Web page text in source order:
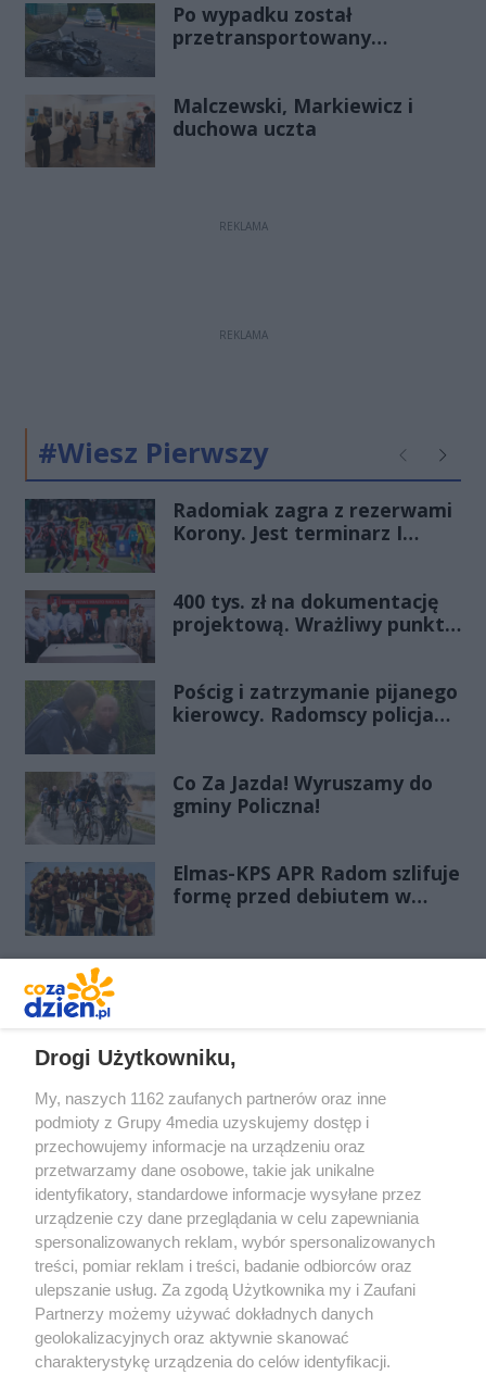
Po wypadku został
przetransportowany
Malczewski, Markiewicz i
duchowa uczta
REKLAMA
REKLAMA
#Wiesz Pierwszy Poprzednie
Radomiak zagra z rezerwami
Korony. Jest terminarz I
400 tys. zł na dokumentację
projektową. Wrażliwy punkt
Pościg i zatrzymanie pijanego
kierowcy. Radomscy policjanci
Co Za Jazda! Wyruszamy do
gminy Policzna!
Elmas-KPS APR Radom szlifuje
formę przed debiutem w
Redakcja Reklama Prywatność
Praca Łódź
the:protocol
Drogi Użytkowniku,
My, naszych 1162 zaufanych partnerów oraz inne
podmioty z Grupy 4media uzyskujemy dostęp i
przechowujemy informacje na urządzeniu oraz
przetwarzamy dane osobowe, takie jak unikalne
identyfikatory, standardowe informacje wysyłane przez
urządzenie czy dane przeglądania w celu zapewniania
spersonalizowanych reklam, wybór spersonalizowanych
treści, pomiar reklam i treści, badanie odbiorców oraz
ulepszanie usług. Za zgodą Użytkownika my i Zaufani
Partnerzy możemy używać dokładnych danych
geolokalizacyjnych oraz aktywnie skanować
charakterystykę urządzenia do celów identyfikacji.